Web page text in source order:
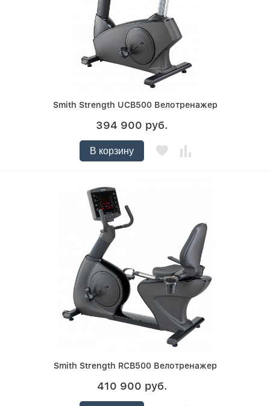
Smith Strength UCB500 Велотренажер
394 900 руб.
В корзину
Smith Strength RCB500 Велотренажер
410 900 руб.